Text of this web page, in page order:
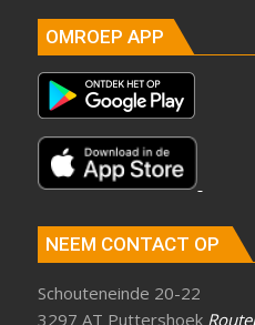
OMROEP APP
NEEM CONTACT OP
Schouteneinde 20-22
3297 AT Puttershoek